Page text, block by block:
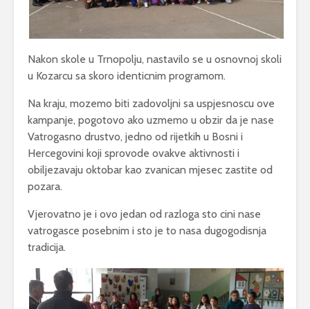
Nakon skole u Trnopolju, nastavilo se u osnovnoj skoli
u Kozarcu sa skoro identicnim programom.
Na kraju, mozemo biti zadovoljni sa uspjesnoscu ove
kampanje, pogotovo ako uzmemo u obzir da je nase
Vatrogasno drustvo, jedno od rijetkih u Bosni i
Hercegovini koji sprovode ovakve aktivnosti i
obiljezavaju oktobar kao zvanican mjesec zastite od
pozara.
Vjerovatno je i ovo jedan od razloga sto cini nase
vatrogasce posebnim i sto je to nasa dugogodisnja
tradicija.